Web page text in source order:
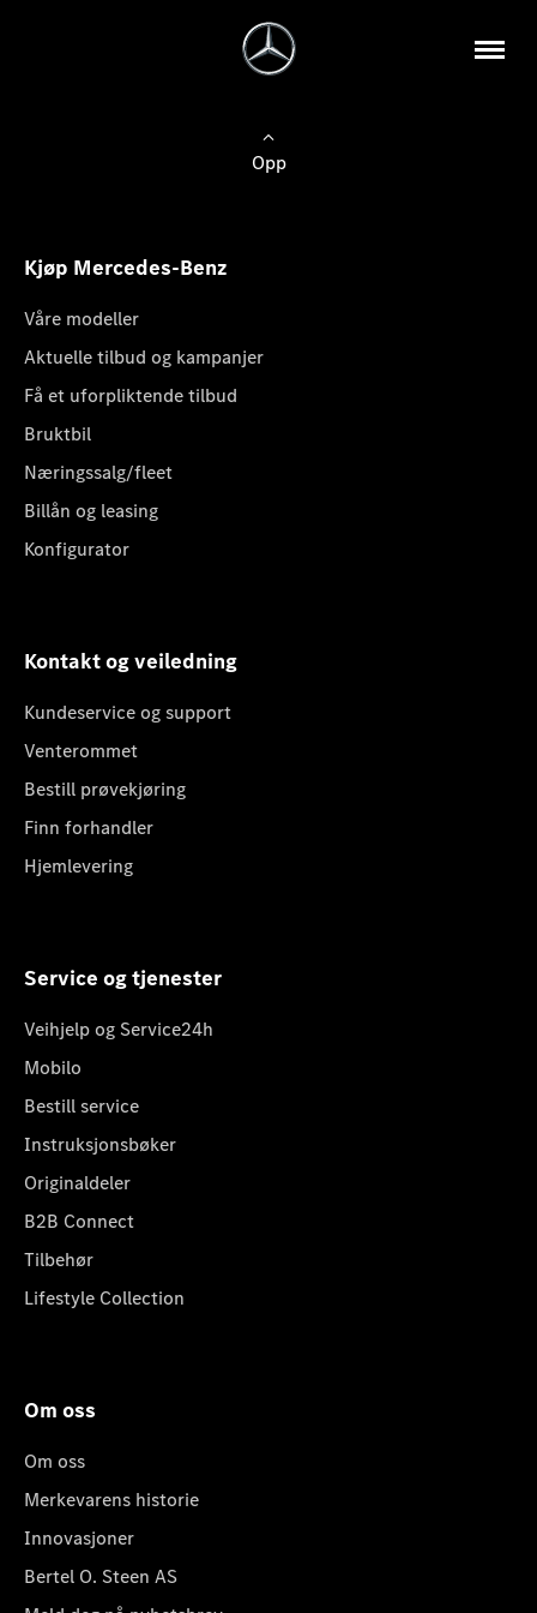
Opp
Kjøp Mercedes-Benz
Våre modeller
Aktuelle tilbud og kampanjer
Få et uforpliktende tilbud
Bruktbil
Næringssalg/fleet
Billån og leasing
Konfigurator
Kontakt og veiledning
Kundeservice og support
Venterommet
Bestill prøvekjøring
Finn forhandler
Hjemlevering
Service og tjenester
Veihjelp og Service24h
Mobilo
Bestill service
Instruksjonsbøker
Originaldeler
B2B Connect
Tilbehør
Lifestyle Collection
Om oss
Om oss
Merkevarens historie
Innovasjoner
Bertel O. Steen AS